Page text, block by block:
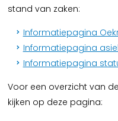
stand van zaken:
Informatiepagina
Informatiepagina
Informatiepagina
Voor een overzicht van
kijken op deze pagina: